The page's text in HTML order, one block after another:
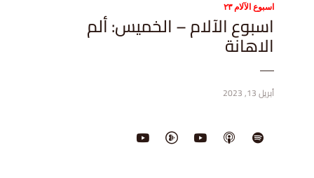
اسبوع الآلام ٢٣
اسبوع الآلام – الخميس: ألم
الاهانة
أبريل 13, 2023